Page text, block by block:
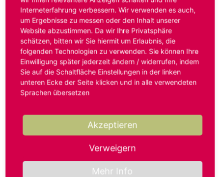
Oder Sie bewerben sich
initiativund wir suchen für Sie
passende Stellenangebote.
Anmelden
Benutzername oder E-Mail-Adresse*
Passwort*
Interneterfahrung verbessern. Wir verwenden es auch,
um Ergebnisse zu messen oder den Inhalt unserer
Website abzustimmen. Da wir Ihre Privatsphäre
schätzen, bitten wir Sie hiermit um Erlaubnis, die
folgenden Technologien zu verwenden. Sie können Ihre
Einwilligung später jederzeit ändern / widerrufen, indem
Sie auf die Schaltfläche Einstellungen in der linken
unteren Ecke der Seite klicken und in alle verwendeten
Sprachen übersetzen
Akzeptieren
Verweigern
Mehr Info